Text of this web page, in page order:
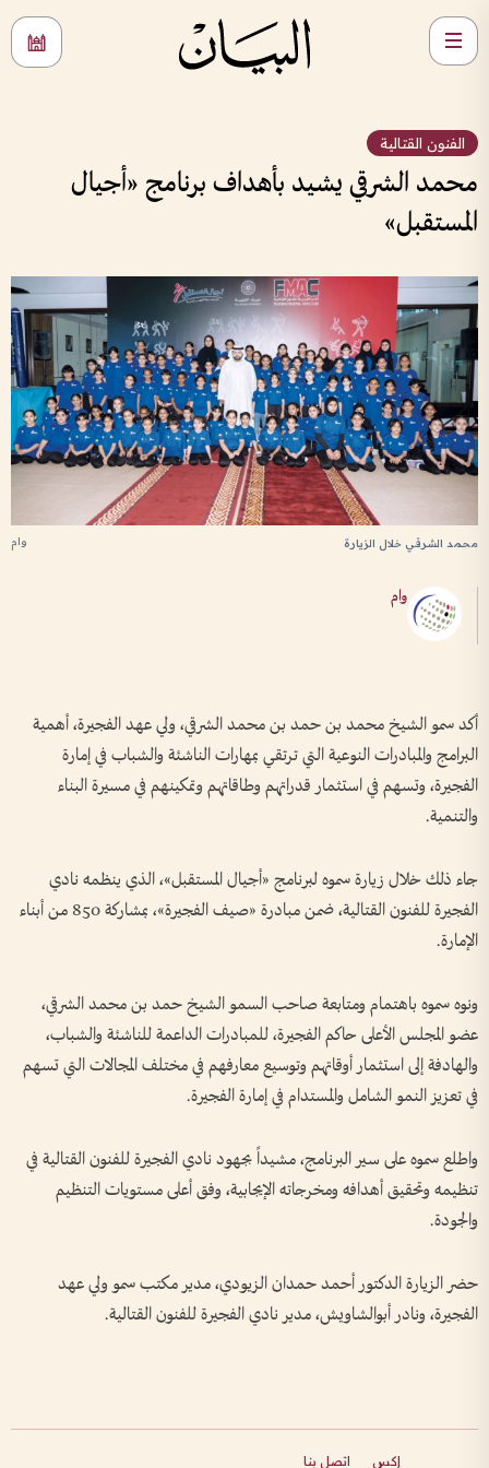
الفنون القتالية
محمد الشرقي يشيد بأهداف برنامج «أجيال
المستقبل»
وام محمد الشرقي خلال الزيارة
وام
أكد سمو الشيخ محمد بن حمد بن محمد الشرقي، ولي عهد الفجيرة، أهمية
البرامج والمبادرات النوعية التي ترتقي بمهارات الناشئة والشباب في إمارة
الفجيرة، وتسهم في استثمار قدراتهم وطاقاتهم وتمكينهم في مسيرة البناء
والتنمية.
جاء ذلك خلال زيارة سموه لبرنامج «أجيال المستقبل»، الذي ينظمه نادي
الفجيرة للفنون القتالية، ضمن مبادرة «صيف الفجيرة»، بمشاركة 850 من أبناء
الإمارة.
ونوه سموه باهتمام ومتابعة صاحب السمو الشيخ حمد بن محمد الشرقي،
عضو المجلس الأعلى حاكم الفجيرة، للمبادرات الداعمة للناشئة والشباب،
والهادفة إلى استثمار أوقاتهم وتوسيع معارفهم في مختلف المجالات التي تسهم
في تعزيز النمو الشامل والمستدام في إمارة الفجيرة.
واطلع سموه على سير البرنامج، مشيداً بجهود نادي الفجيرة للفنون القتالية في
تنظيمه وتحقيق أهدافه ومخرجاته الإيجابية، وفق أعلى مستويات التنظيم
والجودة.
حضر الزيارة الدكتور أحمد حمدان الزيودي، مدير مكتب سمو ولي عهد
الفجيرة، ونادر أبوالشاويش، مدير نادي الفجيرة للفنون القتالية.
إكس اتصل بنا